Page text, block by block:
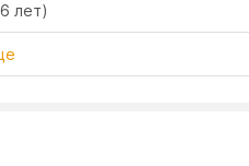
лет)